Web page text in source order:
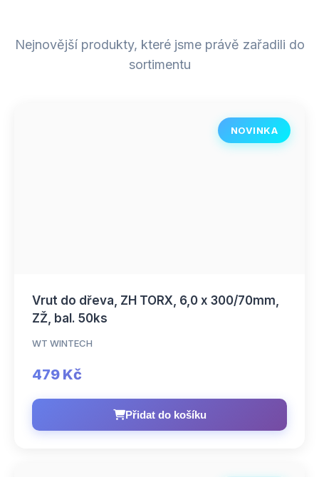
Nejnovější produkty, které jsme právě zařadili do
sortimentu
NOVINKA
Vrut do dřeva, ZH TORX, 6,0 x 300/70mm,
ZŽ, bal. 50ks
WT WINTECH
479 Kč
Přidat do košíku